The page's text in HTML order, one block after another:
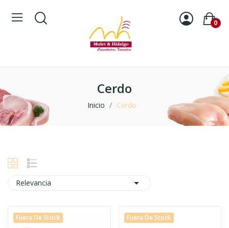
0
Cerdo
Inicio Cerdo
Relevancia 
Fuera De Stock Fuera De Stock